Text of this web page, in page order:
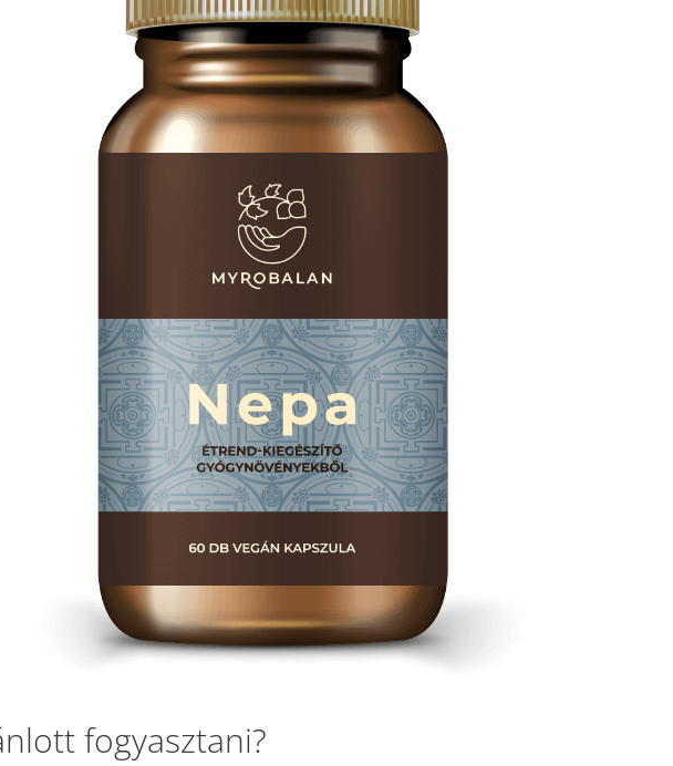
fogyasztani?